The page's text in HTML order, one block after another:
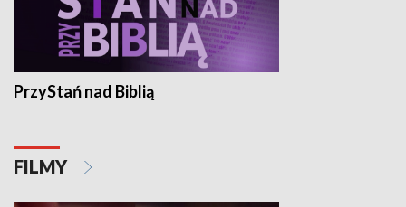
PrzyStań nad Biblią
FILMY